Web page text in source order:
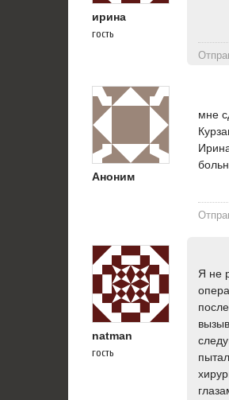
ирина
гость
Аноним
мне
natman
гость
Я не